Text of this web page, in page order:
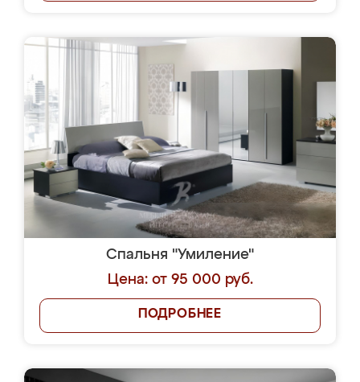
Спальня "Умиление"
Цена: от 95 000 руб.
ПОДРОБНЕЕ